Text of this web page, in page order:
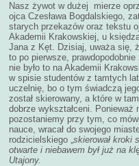
Nasz żywot w dużej mierze
ojca Czesława Bogdalskiego,
starych przekazów oraz tekstu
Akademii Krakowskiej, u
Jana z Kęt. Dzisiaj, uważa się,
to po pierwsze,
nie było to na Akademii
w spisie studentów z tamtych
uczelnię, bo o tym świadczą
został skierowany, a które w
dobrze wykształceni.
pozostaniemy przy tym, co
nauce, wracał do swojego
rodzicielskiego „skierował kroki
otwarte i niebawem był już na
Utajony.